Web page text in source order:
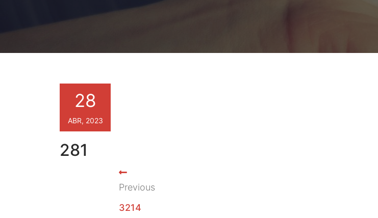
281
28
ABR, 2023
Previous
3214